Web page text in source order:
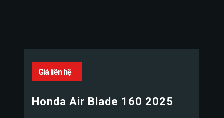
Giá liên hệ
Honda Air Blade 160 2025